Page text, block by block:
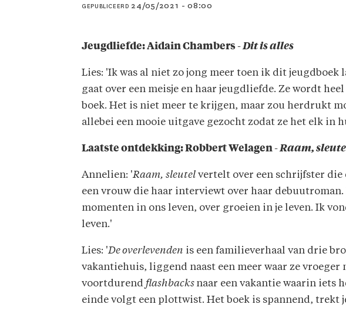
GEPUBLICEERD 24/05/2021 - 08:00
Jeugdliefde: Aidain Chambers -Dit is alles
Lies: 'Ik was al niet zo jong meer toen ik dit jeugdboek
gaat over een meisje en haar jeugdliefde. Ze wordt
boek. Het is niet meer te krijgen, maar zou herdrukt
allebei een mooie uitgave gezocht zodat ze het elk in
Laatste ontdekking: Robbert Welagen -Raam,
Annelien: 'Raam, sleutel vertelt over een schrijfster die
een vrouw die haar interviewt over haar
momenten in ons leven, over groeien in je leven. Ik
leven.'
Lies: 'De overlevenden is een familieverhaal van drie
vakantiehuis, liggend naast een meer waar ze
voortdurend flashbacks naar een vakantie waarin iets
einde volgt een plottwist. Het boek is spannend, trekt